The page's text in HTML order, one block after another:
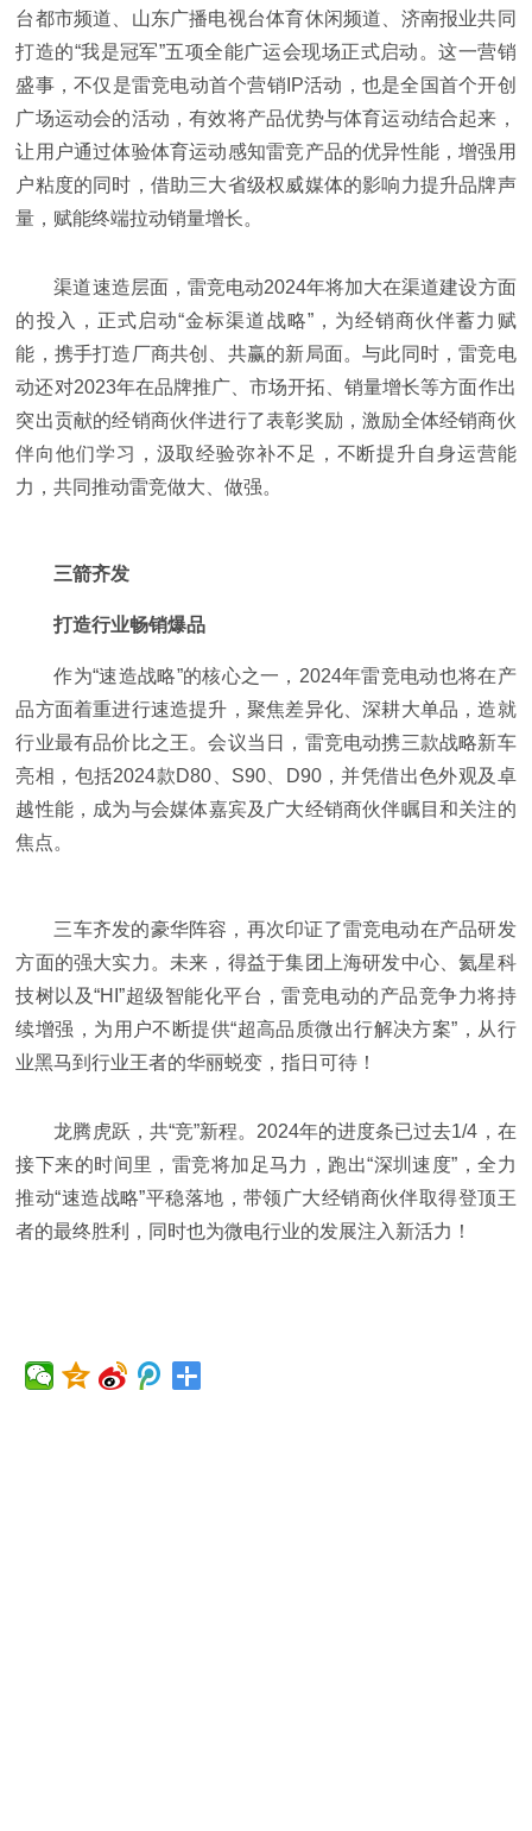
台都市频道、山东广播电视台体育休闲频道、济南报业共同
打造的“我是冠军”五项全能广运会现场正式启动。这一营销
盛事，不仅是雷竞电动首个营销IP活动，也是全国首个开创
广场运动会的活动，有效将产品优势与体育运动结合起来，
让用户通过体验体育运动感知雷竞产品的优异性能，增强用
户粘度的同时，借助三大省级权威媒体的影响力提升品牌声
量，赋能终端拉动销量增长。
渠道速造层面，雷竞电动2024年将加大在渠道建设方面
的投入，正式启动“金标渠道战略”，为经销商伙伴蓄力赋
能，携手打造厂商共创、共赢的新局面。与此同时，雷竞电
动还对2023年在品牌推广、市场开拓、销量增长等方面作出
突出贡献的经销商伙伴进行了表彰奖励，激励全体经销商伙
伴向他们学习，汲取经验弥补不足，不断提升自身运营能
力，共同推动雷竞做大、做强。
三箭齐发
打造行业畅销爆品
作为“速造战略”的核心之一，2024年雷竞电动也将在产
品方面着重进行速造提升，聚焦差异化、深耕大单品，造就
行业最有品价比之王。会议当日，雷竞电动携三款战略新车
亮相，包括2024款D80、S90、D90，并凭借出色外观及卓
越性能，成为与会媒体嘉宾及广大经销商伙伴瞩目和关注的
焦点。
三车齐发的豪华阵容，再次印证了雷竞电动在产品研发
方面的强大实力。未来，得益于集团上海研发中心、氦星科
技树以及“HI”超级智能化平台，雷竞电动的产品竞争力将持
续增强，为用户不断提供“超高品质微出行解决方案”，从行
业黑马到行业王者的华丽蜕变，指日可待！
龙腾虎跃，共“竞”新程。2024年的进度条已过去1/4，在
接下来的时间里，雷竞将加足马力，跑出“深圳速度”，全力
推动“速造战略”平稳落地，带领广大经销商伙伴取得登顶王
者的最终胜利，同时也为微电行业的发展注入新活力！